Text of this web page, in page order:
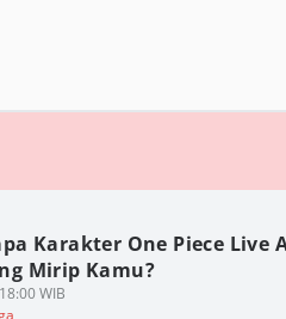
Karakter One Piece Live
Mirip Kamu?
WIB